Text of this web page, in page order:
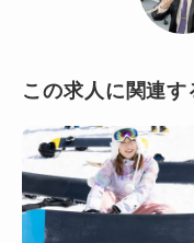
この求人に関連す